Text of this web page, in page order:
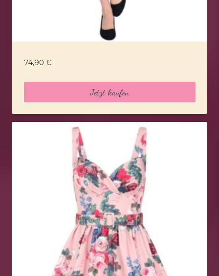
74,90 €
Jetzt kaufen